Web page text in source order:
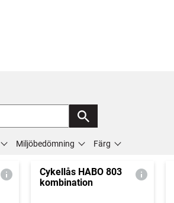
Miljöbedömning Färg
Cykellås HABO 803
kombination